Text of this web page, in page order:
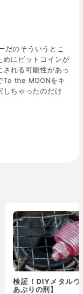
だのそういうとこ
めにビットコインが
れる可能性があっ
To the MOONをキ
しちゃったのだけ
検証！DIYメタルウ
あぶりの刑】